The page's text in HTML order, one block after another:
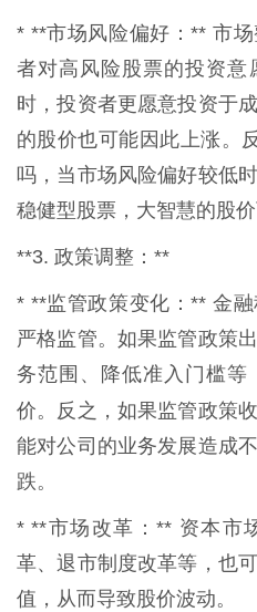
* **市场风险偏好：** 市
者对高风险股票的投资意
时，投资者更愿意投资于
的股价也可能因此上涨。
吗，当市场风险偏好较低
稳健型股票，大智慧的股价
**3. 政策调整：**
* **监管政策变化：** 金
严格监管。如果监管政策
务范围、降低准入门槛等
价。反之，如果监管政策收
能对公司的业务发展造成
跌。
* **市场改革：** 资本市
革、退市制度改革等，也
值，从而导致股价波动。